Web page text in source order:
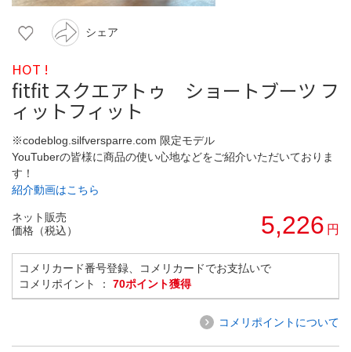
シェア
HOT !
fitfit スクエアトゥ ショートブーツ フ
ィットフィット
※codeblog.silfversparre.com 限定モデル
YouTuberの皆様に商品の使い心地などをご紹介いただいておりま
す！
紹介動画はこちら
ネット販売
価格（税込）
5,226 円
コメリカード番号登録、コメリカードでお支払いで
コメリポイント ： 70ポイント獲得
コメリポイントについて